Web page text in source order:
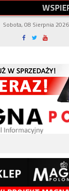
WSPIE
Sobota, 08 Sierpnia 2026